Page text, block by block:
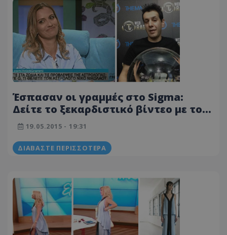
Έσπασαν οι γραμμές στο Sigma:
Δείτε το ξεκαρδιστικό βίντεο με τον
αστρολόγο και τη… συμπεθερά!
19.05.2015 - 19:31
ΔΙΑΒΆΣΤΕ ΠΕΡΙΣΣΌΤΕΡΑ